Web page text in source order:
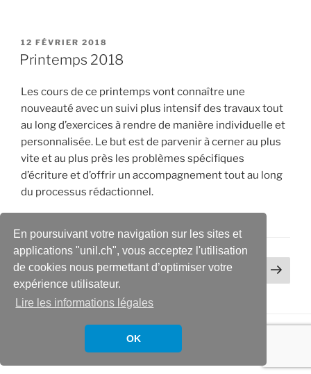
En poursuivant votre navigation sur les sites et
applications "unil.ch", vous acceptez l'utilisation
de cookies nous permettant d’optimiser votre
expérience utilisateur.
Lire les informations légales
OK
PUBLIÉ
LE
12 FÉVRIER 2018
Printemps 2018
Les cours de ce printemps vont connaître une
nouveauté avec un suivi plus intensif des travaux tout
au long d’exercices à rendre de manière individuelle et
personnalisée. Le but est de parvenir à cerner au plus
vite et au plus près les problèmes spécifiques
d’écriture et d’offrir un accompagnement tout au long
du processus rédactionnel.
Pagination
des
publications
Page1
Page
Fièrement propulsé par WordPress